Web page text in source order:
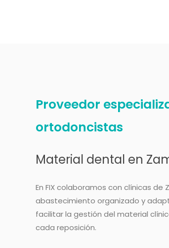
Proveedor
ortodoncistas
Material dental en
En FIX colaboramos con clínicas
abastecimiento organizado y
facilitar la gestión del material
cada reposición.